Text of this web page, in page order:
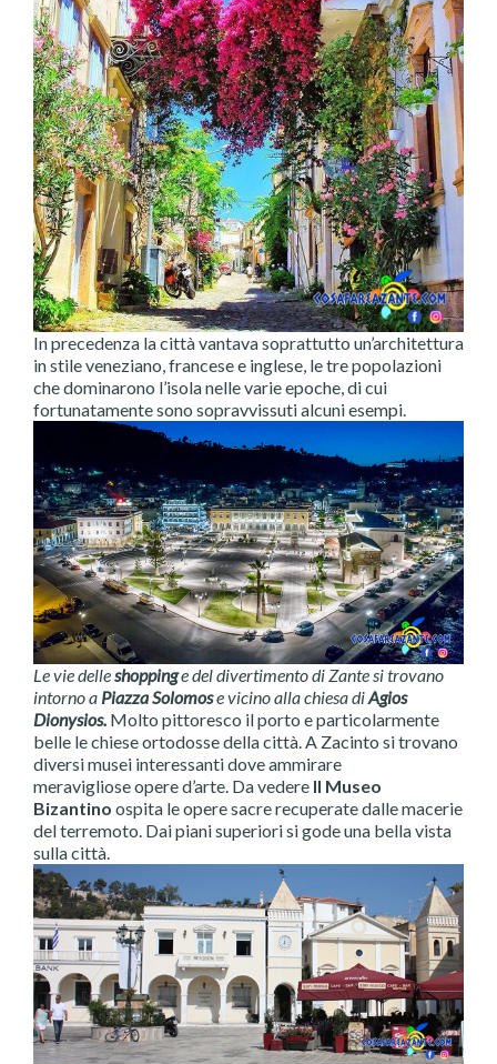
In precedenza la città vantava soprattutto un’architettura
in stile veneziano, francese e inglese, le tre popolazioni
che dominarono l’isola nelle varie epoche, di cui
fortunatamente sono sopravvissuti alcuni esempi.
Le vie delleshoppinge del divertimento di Zante si trovano
intorno a Piazza Solomose vicino alla chiesa diAgios
Dionysios. Molto pittoresco il porto e particolarmente
belle le chiese ortodosse della città. A Zacinto si trovano
diversi musei interessanti dove ammirare
meravigliose opere d’arte. Da vedere Il Museo
Bizantino ospita le opere sacre recuperate dalle macerie
del terremoto. Dai piani superiori si gode una bella vista
sulla città.